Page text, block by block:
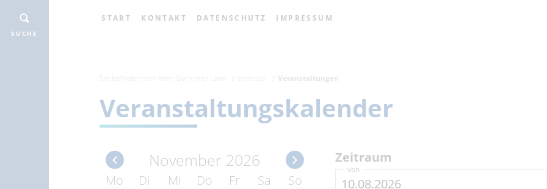
START KONTAKT DATENSCHUTZ IMPRESSUM
SUCHE
Veranstaltungen
Veranstaltungskalender
November 2026
Mo Di Mi Do Fr Sa So
Zeitraum
von